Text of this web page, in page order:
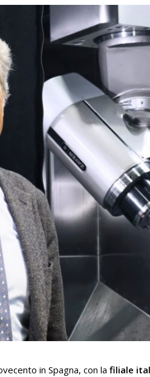
in Spagna, con la filiale